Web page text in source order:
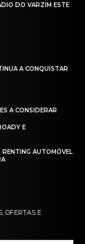
DO VARZIM ESTE
A CONQUISTAR
A CONSIDERAR
E
AUTOMÓVEL
OFERTAS E